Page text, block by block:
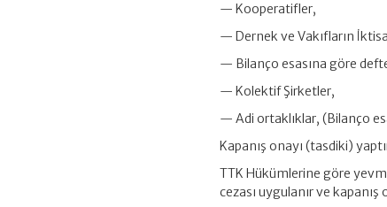
— Kooperatifler,
— Dernek ve Vakıfların
— Bilanço esasına göre
— Kolektif Şirketler,
— Adi ortaklıklar, (Bilanço
Kapanış onayı (tasdiki)
TTK Hükümlerine göre
cezası uygulanır ve